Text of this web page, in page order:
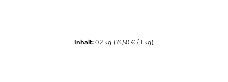
Inhalt: 0.2 kg (74,50 € / 1 kg)